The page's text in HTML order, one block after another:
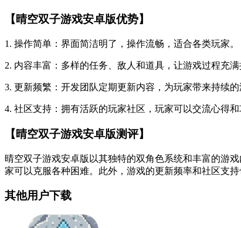
【晴空双子游戏安卓版优势】
1. 操作简单：界面简洁明了，操作流畅，适合各类玩家。
2. 内容丰富：多样的任务、敌人和道具，让游戏过程充满
3. 更新频繁：开发团队定期更新内容，为玩家带来持续的
4. 社区支持：拥有活跃的玩家社区，玩家可以交流心得和
【晴空双子游戏安卓版测评】
晴空双子游戏安卓版以其独特的双角色系统和丰富的游
家可以克服各种困难。此外，游戏的更新频率和社区支
其他用户下载